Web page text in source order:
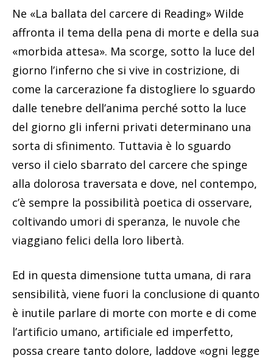
Ne «La ballata del carcere di Reading» Wilde
affronta il tema della pena di morte e della sua
«morbida attesa». Ma scorge, sotto la luce del
giorno l’inferno che si vive in costrizione, di
come la carcerazione fa distogliere lo sguardo
dalle tenebre dell’anima perché sotto la luce
del giorno gli inferni privati determinano una
sorta di sfinimento. Tuttavia è lo sguardo
verso il cielo sbarrato del carcere che spinge
alla dolorosa traversata e dove, nel contempo,
c’è sempre la possibilità poetica di osservare,
coltivando umori di speranza, le nuvole che
viaggiano felici della loro libertà.
Ed in questa dimensione tutta umana, di rara
sensibilità, viene fuori la conclusione di quanto
è inutile parlare di morte con morte e di come
l’artificio umano, artificiale ed imperfetto,
possa creare tanto dolore, laddove «ogni legge